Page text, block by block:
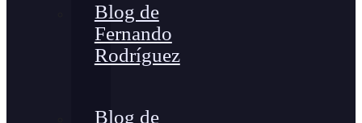
Blog de
Fernando
Rodríguez
Blog de